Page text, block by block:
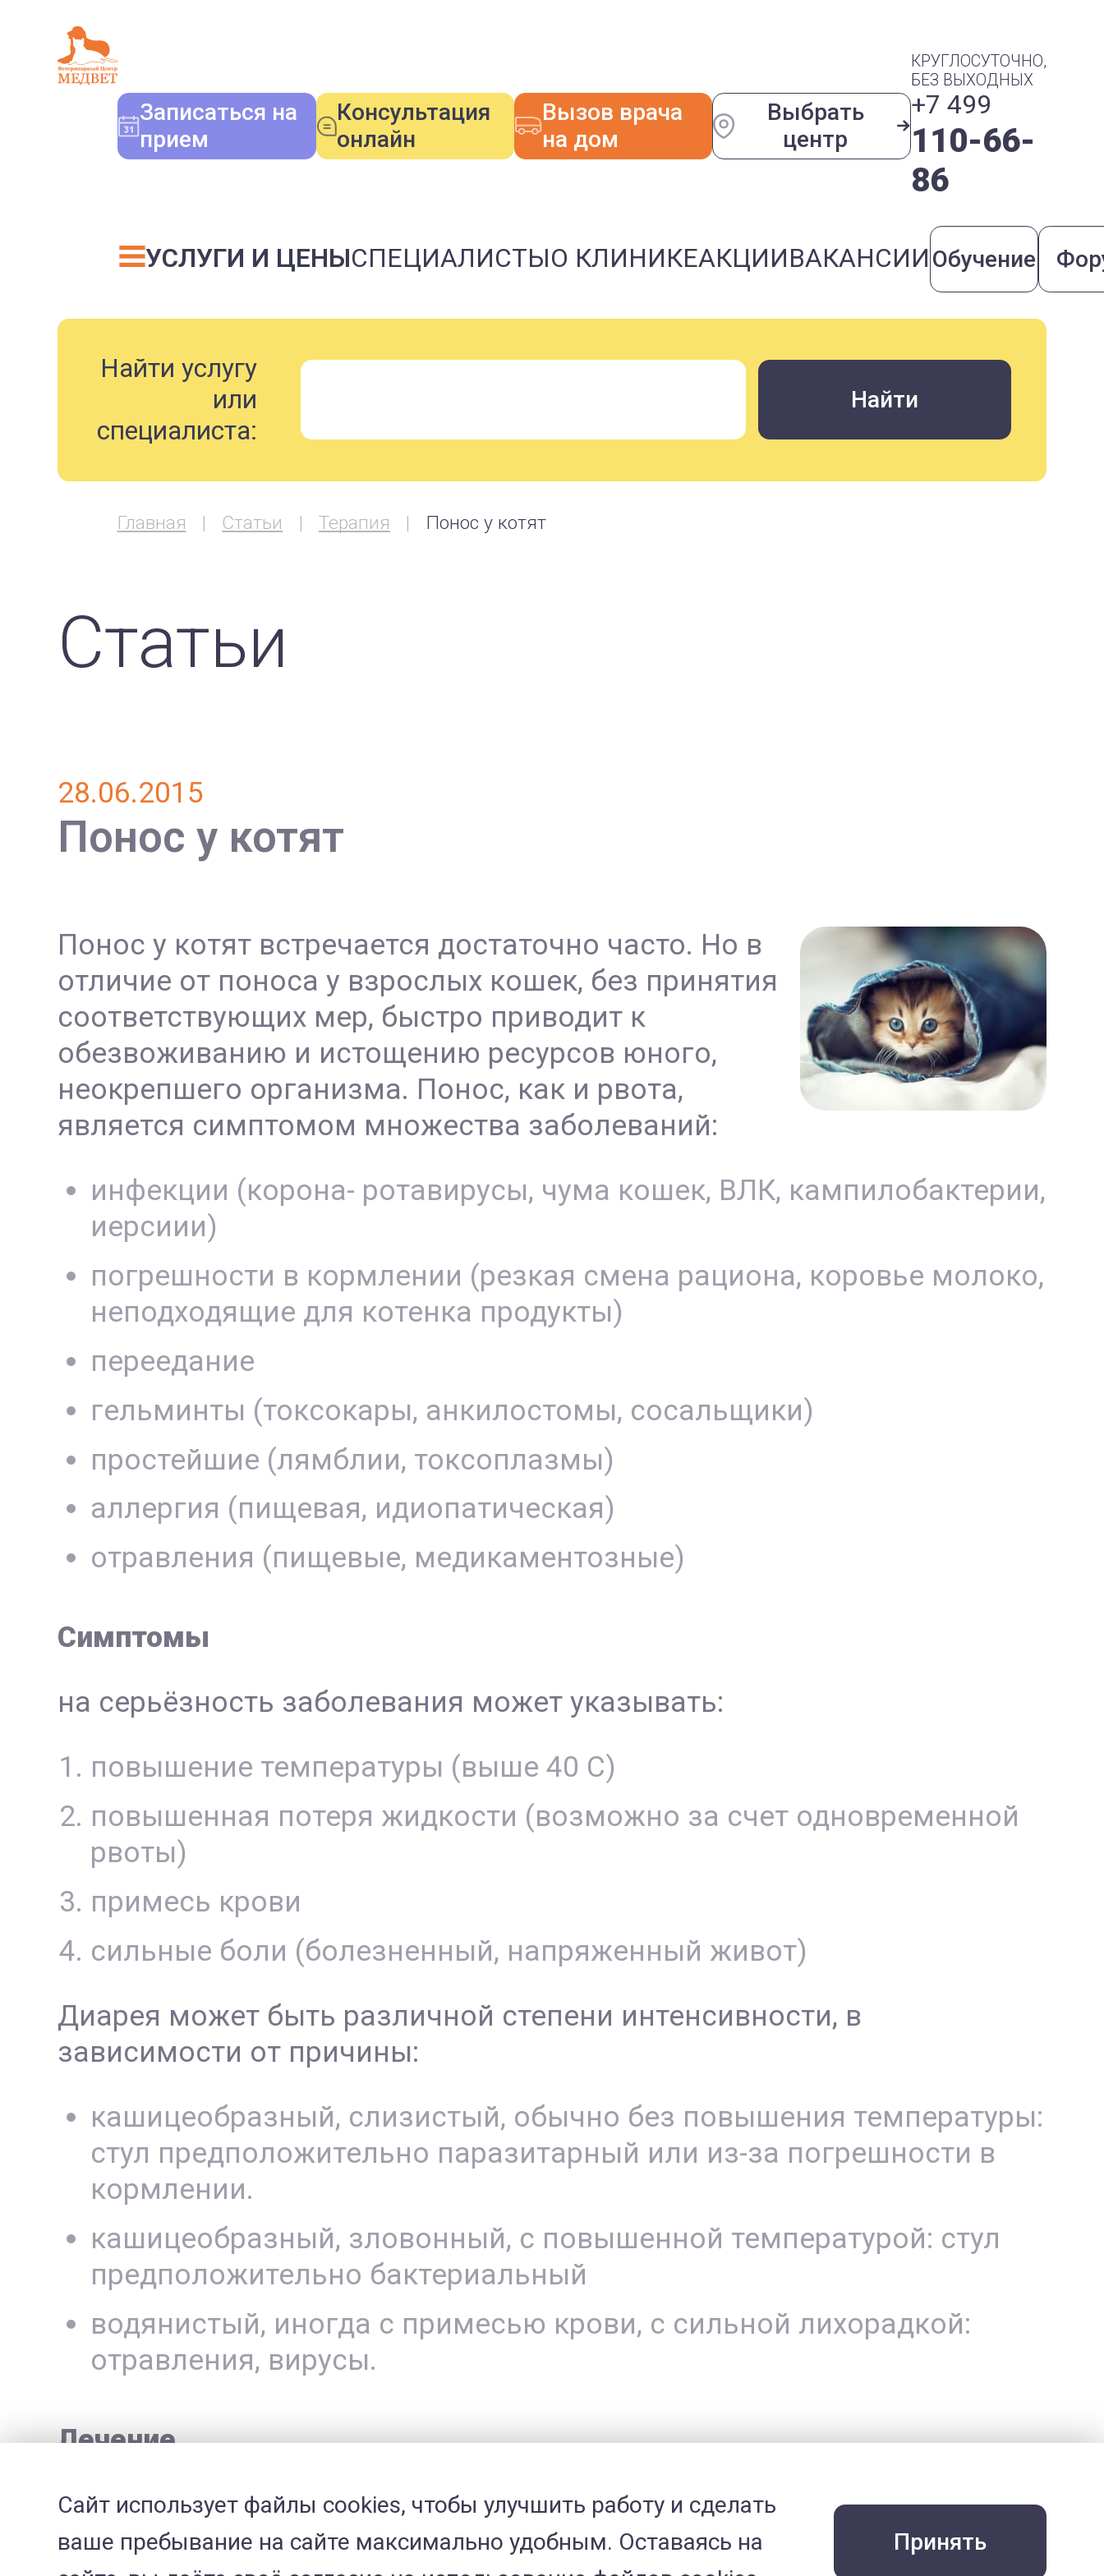
Записаться на
прием
Консультация
онлайн
Вызов врача
на дом
Выбрать
центр
КРУГЛОСУТОЧНО,
БЕЗ ВЫХОДНЫХ
+7 499
110-66-
86
УСЛУГИ И ЦЕНЫСПЕЦИАЛИСТЫО КЛИНИКЕАКЦИИВАКАНСИИ Обучение
Найти услугу
или
специалиста:
Главная Статьи Терапия Понос у котят
Статьи
28.06.2015
Понос у котят
Понос у котят встречается достаточно часто. Но в
отличие от поноса у взрослых кошек, без принятия
соответствующих мер, быстро приводит к
обезвоживанию и истощению ресурсов юного,
неокрепшего организма. Понос, как и рвота,
является симптомом множества заболеваний:
инфекции (корона- ротавирусы, чума кошек, ВЛК, кампилобактерии,
иерсиии)
погрешности в кормлении (резкая смена рациона, коровье молоко,
неподходящие для котенка продукты)
переедание
гельминты (токсокары, анкилостомы, сосальщики)
простейшие (лямблии, токсоплазмы)
аллергия (пищевая, идиопатическая)
отравления (пищевые, медикаментозные)
Симптомы
на серьёзность заболевания может указывать:
повышение температуры (выше 40 С)
повышенная потеря жидкости (возможно за счет одновременной
рвоты)
примесь крови
сильные боли (болезненный, напряженный живот)
Диарея может быть различной степени интенсивности, в
зависимости от причины:
кашицеобразный, слизистый, обычно без повышения температуры:
стул предположительно паразитарный или из-за погрешности в
кормлении.
кашицеобразный, зловонный, с повышенной температурой: стул
предположительно бактериальный
водянистый, иногда с примесью крови, с сильной лихорадкой:
отравления, вирусы.
Лечение
устранение причины диареи (сдача соответствующих анализов,
УЗИ)
Сайт использует файлы cookies, чтобы улучшить работу и сделать
ваше пребывание на сайте максимально удобным. Оставаясь на
Принять